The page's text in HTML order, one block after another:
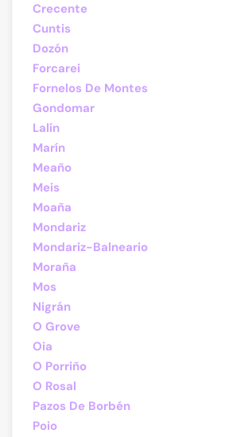
Crecente
Cuntis
Dozón
Forcarei
Fornelos De Montes
Gondomar
Lalín
Marín
Meaño
Meis
Moaña
Mondariz
Mondariz-Balneario
Moraña
Mos
Nigrán
O Grove
Oia
O Porriño
O Rosal
Pazos De Borbén
Poio